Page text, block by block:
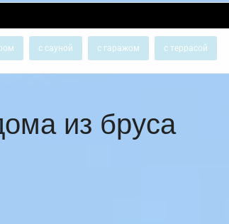
с сауной с гаражом с террасой
из бруса